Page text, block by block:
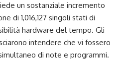
un sostanziale incremento
di 1,016,127 singoli stati di
hardware del tempo. Gli
intendere che vi fossero
di note e programmi.